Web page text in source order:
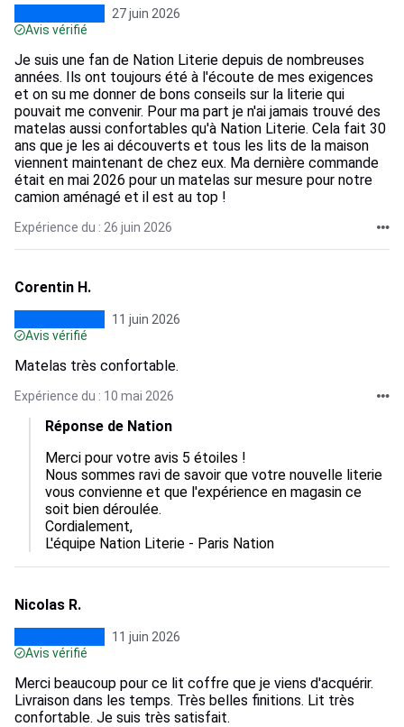
27 juin 2026
Avis vérifié
Je suis une fan de Nation Literie depuis de nombreuses
années. Ils ont toujours été à l'écoute de mes exigences
et on su me donner de bons conseils sur la literie qui
pouvait me convenir. Pour ma part je n'ai jamais trouvé des
matelas aussi confortables qu'à Nation Literie. Cela fait 30
ans que je les ai découverts et tous les lits de la maison
viennent maintenant de chez eux. Ma dernière commande
était en mai 2026 pour un matelas sur mesure pour notre
camion aménagé et il est au top !
Expérience du : 26 juin 2026
Corentin H.
11 juin 2026
Avis vérifié
Matelas très confortable.
Expérience du : 10 mai 2026
Réponse de Nation
Merci pour votre avis 5 étoiles !
Nous sommes ravi de savoir que votre nouvelle literie
vous convienne et que l'expérience en magasin ce
soit bien déroulée.
Cordialement,
L'équipe Nation Literie - Paris Nation
Nicolas R.
11 juin 2026
Avis vérifié
Merci beaucoup pour ce lit coffre que je viens d'acquérir.
Livraison dans les temps. Très belles finitions. Lit très
confortable. Je suis très satisfait.